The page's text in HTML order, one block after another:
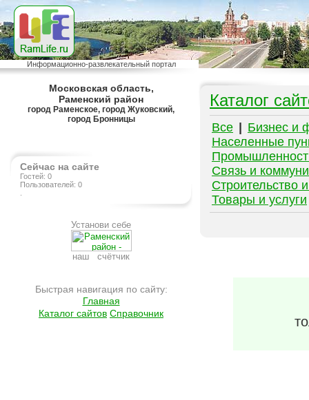
Информационно-развлекательный портал
Московская область,
Раменский район
город Раменское, город Жуковский,
город Бронницы
Сейчас на сайте
Гостей: 0
Пользователей: 0
Установи себе
наш счётчик
Быстрая навигация по сайту:
Главная
Каталог сайтов Справочник
Каталог
Все
Бизнес и
Населенные
Связь и
Строительство
Товары и услуги